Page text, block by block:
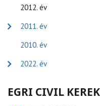
2012. év
2011. év
2010. év
2022. év
EGRI CIVIL